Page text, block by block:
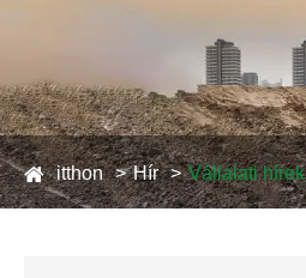
itthon Hír Vállalati hírek